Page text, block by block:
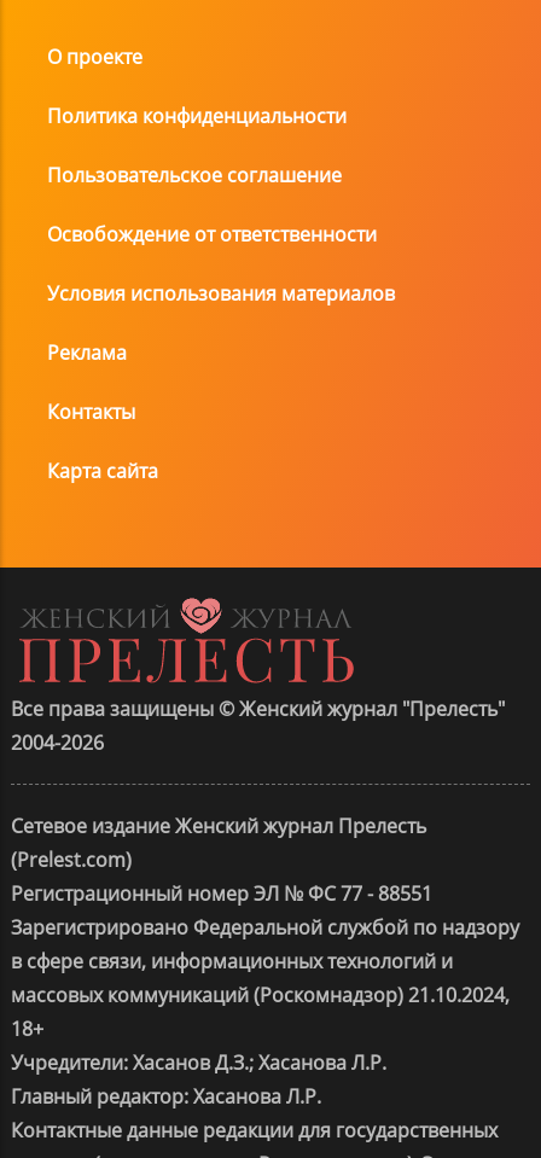
О проекте
Политика конфиденциальности
Пользовательское соглашение
Освобождение от ответственности
Условия использования материалов
Реклама
Контакты
Карта сайта
Все права защищены © Женский журнал "Прелесть"
2004-2026
Сетевое издание Женский журнал Прелесть
(Prelest.com)
Регистрационный номер ЭЛ № ФС 77 - 88551
Зарегистрировано Федеральной службой по надзору
в сфере связи, информационных технологий и
массовых коммуникаций (Роскомнадзор) 21.10.2024,
18+
Учредители: Хасанов Д.З.; Хасанова Л.Р.
Главный редактор: Хасанова Л.Р.
Контактные данные редакции для государственных